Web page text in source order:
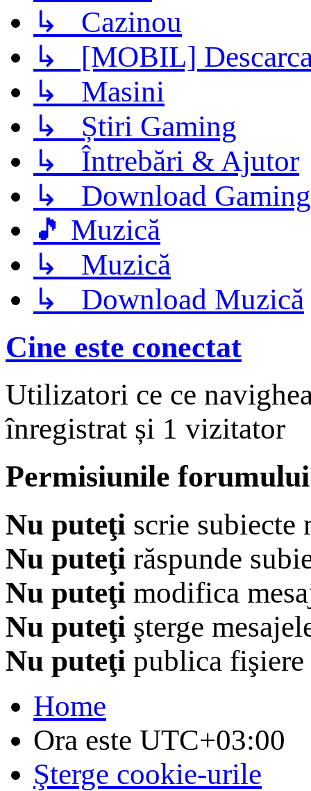
↳ Cazinou
↳ [MOBIL]
↳ Masini
↳ Știri Gaming
↳ Întrebări & Ajutor
↳ Download Gaming
🎵 Muzică
↳ Muzică
↳ Download Muzică
Cine este conectat
Utilizatori ce ce
înregistrat și 1 vizitator
Permisiunile forumului
Nu puteţi scrie subiecte
Nu puteţi răspunde
Nu puteţi modifica
Nu puteţi şterge
Nu puteţi publica fişiere
Home
Ora este UTC+03:00
Şterge cookie-urile